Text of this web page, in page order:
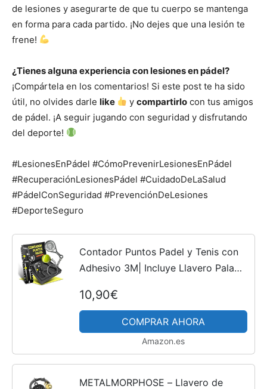
de lesiones y asegurarte de que tu cuerpo se mantenga
en forma para cada partido. ¡No dejes que una lesión te
frene!
¿Tienes alguna experiencia con lesiones en pádel?
¡Compártela en los comentarios! Si este post te ha sido
útil, no olvides darle like ycompartirlo con tus amigos
de pádel. ¡A seguir jugando con seguridad y disfrutando
del deporte!
#LesionesEnPádel #CómoPrevenirLesionesEnPádel
#RecuperaciónLesionesPádel #CuidadoDeLaSalud
#PádelConSeguridad #PrevenciónDeLesiones
#DeporteSeguro
Contador Puntos Padel y Tenis con
Adhesivo 3M| Incluye Llavero Pala
Raquetas y Palas | Accesorios Padel
- Marcador Padel -...
10,90€
COMPRAR AHORA
Amazon.es
METALMORPHOSE – Llavero de